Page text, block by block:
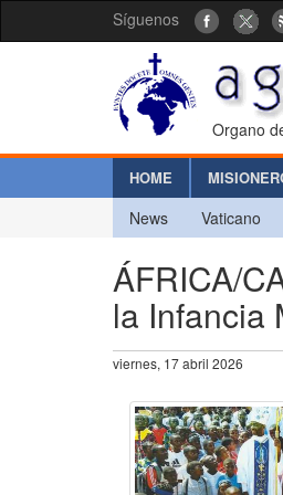
Síguenos
Organo
HOME
News Vaticano
ÁFRICA/
la Infancia
viernes, 17 abril 2026